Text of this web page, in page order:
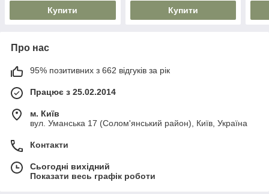
Купити Купити
Про нас
95% позитивних з 662 відгуків за рік
Працює з 25.02.2014
м. Київ
вул. Уманська 17 (Солом'янський район), Київ, Україна
Контакти
Сьогодні вихідний
Показати весь графік роботи